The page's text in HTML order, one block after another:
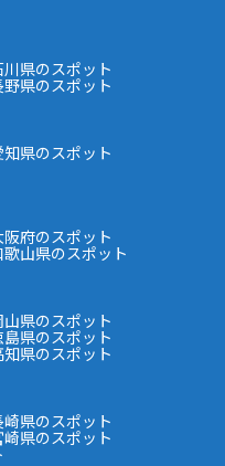
川県のスポット
野県のスポット
知県のスポット
阪府のスポット
歌山県のスポット
山県のスポット
島県のスポット
知県のスポット
崎県のスポット
崎県のスポット